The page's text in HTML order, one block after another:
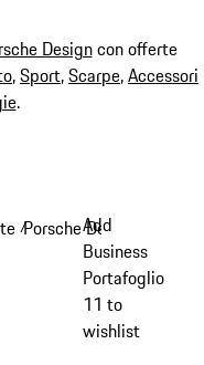
Designcon offerte
,Sport,Scarpe,Accessori
.
/Porsche Design
Add
Business
Portafoglio
11 to
wishlist